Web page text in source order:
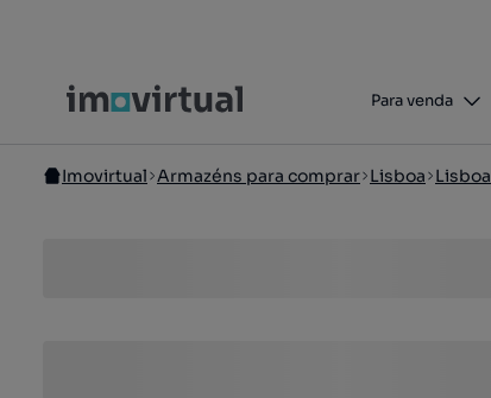
Para venda
Imovirtual Armazéns para comprar Lisboa Lisboa